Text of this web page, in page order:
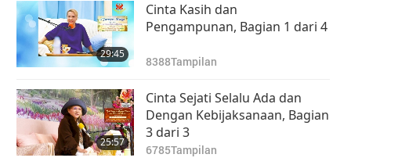
29:45
Cinta Kasih dan
Pengampunan, Bagian 1 dari 4
8388Tampilan
25:57
Cinta Sejati Selalu Ada dan
Dengan Kebijaksanaan, Bagian
3 dari 3
6785Tampilan